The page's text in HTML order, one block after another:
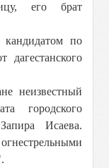
его брат
кандидатом по
дагестанского
неизвестный
городского
Исаева.